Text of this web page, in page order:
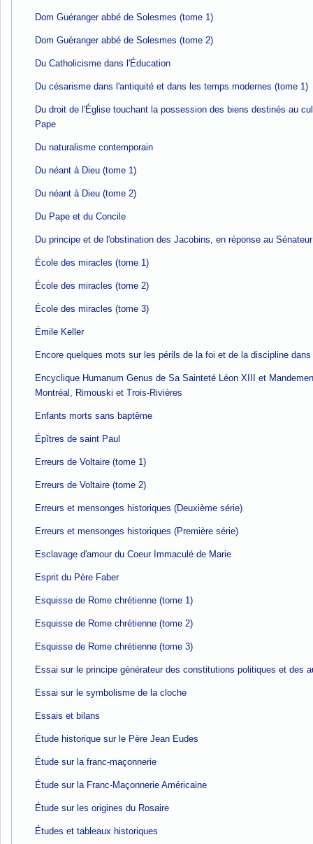
Dom Guéranger abbé de Solesmes (tome 1)
Dom Guéranger abbé de Solesmes (tome 2)
Du Catholicisme dans l'Éducation
Du césarisme dans l'antiquité et dans les temps modernes (tome 1)
Du droit de l'Église touchant la possession des biens destinés au
Pape
Du naturalisme contemporain
Du néant à Dieu (tome 1)
Du néant à Dieu (tome 2)
Du Pape et du Concile
Du principe et de l'obstination des Jacobins, en réponse au
École des miracles (tome 1)
École des miracles (tome 2)
École des miracles (tome 3)
Émile Keller
Encore quelques mots sur les périls de la foi et de la discipline
Encyclique Humanum Genus de Sa Sainteté Léon XIII et
Montréal, Rimouski et Trois-Rivières
Enfants morts sans baptême
Épîtres de saint Paul
Erreurs de Voltaire (tome 1)
Erreurs de Voltaire (tome 2)
Erreurs et mensonges historiques (Deuxième série)
Erreurs et mensonges historiques (Première série)
Esclavage d'amour du Coeur Immaculé de Marie
Esprit du Père Faber
Esquisse de Rome chrétienne (tome 1)
Esquisse de Rome chrétienne (tome 2)
Esquisse de Rome chrétienne (tome 3)
Essai sur le principe générateur des constitutions politiques et des
Essai sur le symbolisme de la cloche
Essais et bilans
Étude historique sur le Père Jean Eudes
Étude sur la franc-maçonnerie
Étude sur la Franc-Maçonnerie Américaine
Étude sur les origines du Rosaire
Études et tableaux historiques